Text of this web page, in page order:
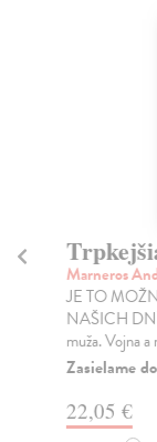
Marneros
JE TO
NAŠICH
muža. Vojna
Zasielame
22,05 €